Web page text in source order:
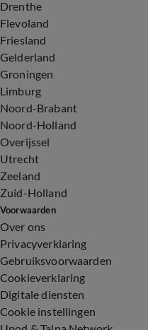
Drenthe
Flevoland
Friesland
Gelderland
Groningen
Limburg
Noord-Brabant
Noord-Holland
Overijssel
Utrecht
Zeeland
Zuid-Holland
Voorwaarden
Over ons
Privacyverklaring
Gebruiksvoorwaarden
Cookieverklaring
Digitale diensten
Cookie instellingen